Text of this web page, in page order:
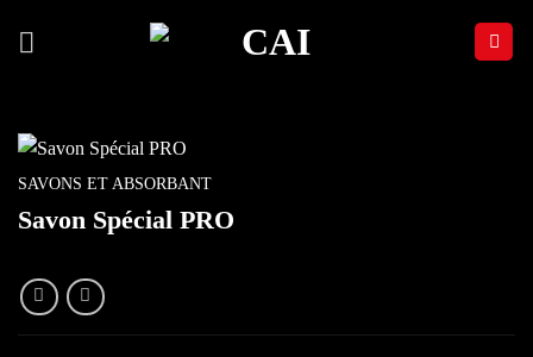
SAVONS ET ABSORBANT
Savon Spécial PRO